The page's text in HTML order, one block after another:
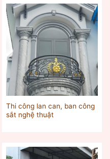
Thi công lan can, ban công
sắt nghệ thuật